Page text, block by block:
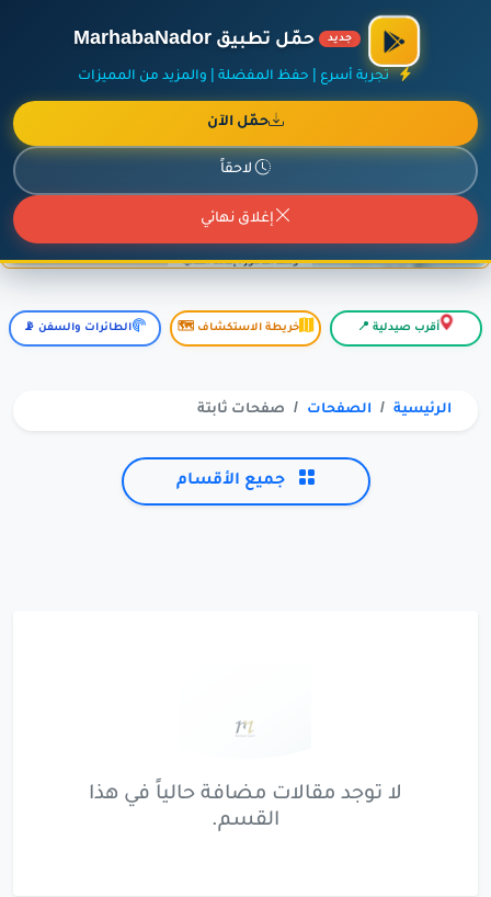
أضف نشاطك مجاناً
جديد حمّل تطبيق MarhabaNador
تجربة أسرع | حفظ المفضلة | والمزيد من المميزات
حمّل الآن
لاحقاً
إغلاق نهائي
إعلان ممول المزيد حول هذا الإعلان
أقرب صيدلية 📍 خريطة الاستكشاف 🗺️ الطائرات والسفن 📡
الرئيسية الصفحات صفحات ثابتة
جميع الأقسام
لا توجد مقالات مضافة حالياً في هذا
القسم.